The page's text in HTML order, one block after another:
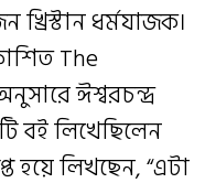
ধর্মযাজক।
The
ঈশ্বরচন্দ্র
বই লিখেছিলেন
হয়ে লিখছেন, “এটা